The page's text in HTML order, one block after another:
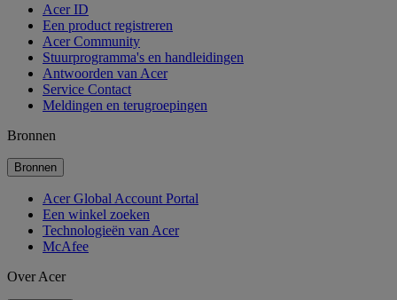
Acer ID
Een product registreren
Acer Community
Stuurprogramma's en handleidingen
Antwoorden van Acer
Service Contact
Meldingen en terugroepingen
Bronnen
Bronnen
Acer Global Account Portal
Een winkel zoeken
Technologieën van Acer
McAfee
Over Acer